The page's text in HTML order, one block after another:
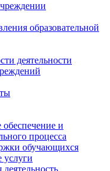
образовательной
деятельности
обеспечение и
процесса
обучающихся
услуги